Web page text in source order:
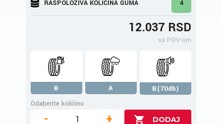
RASPOLOŽIVA KOLIČINA GUMA 4
12.037 RSD
sa PDV-om
B A
B(70db)
Odaberite količinu
- +